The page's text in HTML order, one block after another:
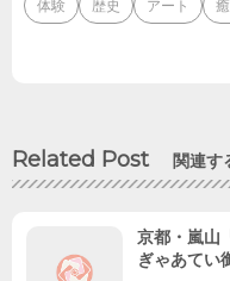
体験 歴史 アート
Related Post 関連す
京都・嵐山
ぎゃあてい